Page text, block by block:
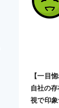
【一目
自社の
視で印